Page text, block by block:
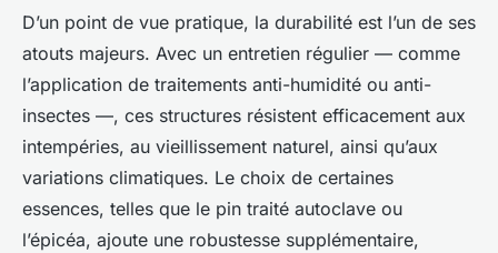
D’un point de vue pratique, la durabilité est l’un de ses
atouts majeurs. Avec un entretien régulier — comme
l’application de traitements anti-humidité ou anti-
insectes —, ces structures résistent efficacement aux
intempéries, au vieillissement naturel, ainsi qu’aux
variations climatiques. Le choix de certaines
essences, telles que le pin traité autoclave ou
l’épicéa, ajoute une robustesse supplémentaire,